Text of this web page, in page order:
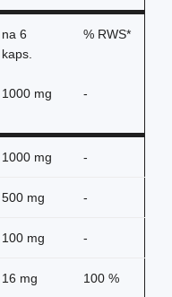
na 6
kaps.
% RWS*
1000 mg -
1000 mg -
500 mg -
100 mg -
16 mg 100 %